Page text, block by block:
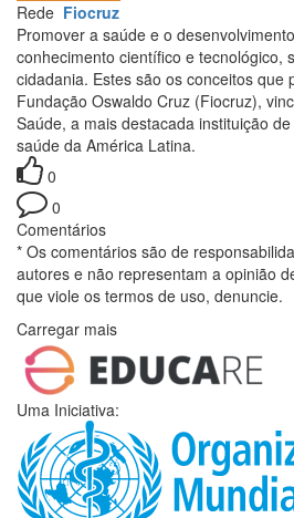
Rede Fiocruz
Promover a saúde e o
conhecimento científico e tecnológico,
cidadania. Estes são os conceitos que
Fundação Oswaldo Cruz (Fiocruz),
Saúde, a mais destacada instituição
saúde da América Latina.
0
0
Comentários
* Os comentários são de
autores e não representam a opinião
que viole os termos de uso, denuncie.
Carregar mais
Uma Iniciativa: